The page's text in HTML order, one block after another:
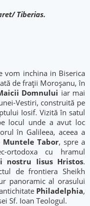
Tiberias.
vom inchina in Biserica
de fraţii Moroşanu, în
Domnului iar mai
Vestiri, construită pe
Iosif. Vizită în satul
locul unde a avut loc
în Galileea, aceea a
Muntele Tabor, spre a
cu hramul
nostru Iisus Hristos.
de frontiera Sheikh
panoramic al orasului
Philadelphia,
Sf. Ioan Teologul.